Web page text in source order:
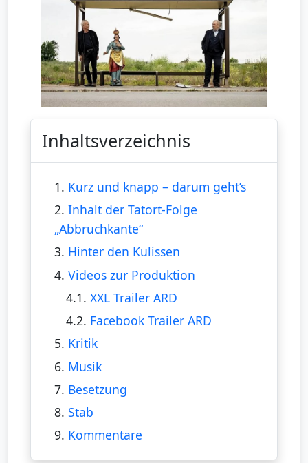
Inhaltsverzeichnis
1. Kurz und knapp – darum geht’s
2. Inhalt der Tatort-Folge
„Abbruchkante“
3. Hinter den Kulissen
4. Videos zur Produktion
4.1.XXL Trailer ARD
4.2. Facebook Trailer ARD
5. Kritik
6. Musik
7. Besetzung
8. Stab
9. Kommentare